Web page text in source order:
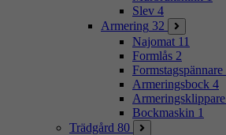
Slev 4
Armering 32
Najomat 11
Formlås 2
Formstagspännare
Armeringsbock 4
Armeringsklippare
Bockmaskin 1
Trädgård 80